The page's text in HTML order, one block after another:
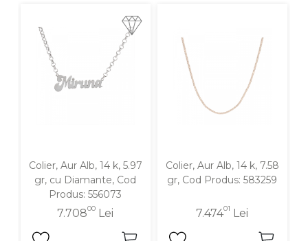
Cu pietre
Diamante
Colier, Aur Alb, 14 k, 5.97
gr, cu Diamante, Cod
Produs: 556073
7.70800 Lei
Colier, Aur Alb, 14 k, 7.58
gr, Cod Produs: 583259
7.47401 Lei